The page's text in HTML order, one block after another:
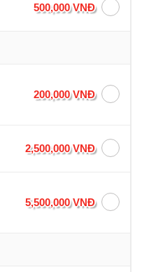
500,000 VNĐ
200,000 VNĐ
2,500,000 VNĐ
5,500,000 VNĐ